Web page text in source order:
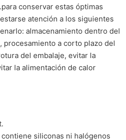
conservar estas óptimas
atención a los siguientes
almacenamiento dentro del
procesamiento a corto plazo del
del embalaje, evitar la
la alimentación de calor
siliconas ni halógenos